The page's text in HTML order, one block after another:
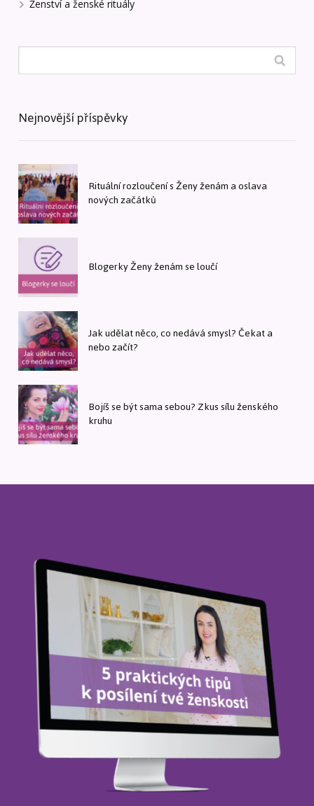
Ženství a ženské rituály
Nejnovější příspěvky
Rituální rozloučení s Ženy ženám a oslava
nových začátků
Blogerky Ženy ženám se loučí
Jak udělat něco, co nedává smysl? Čekat a
nebo začít?
Bojíš se být sama sebou? Zkus sílu ženského
kruhu